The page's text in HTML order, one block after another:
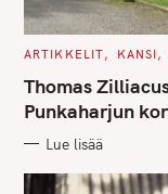
C
T
E
G
O
I
S
ARTIKKELIT KANSI
Thomas
Punkaharjun
Lue lisää
o
r